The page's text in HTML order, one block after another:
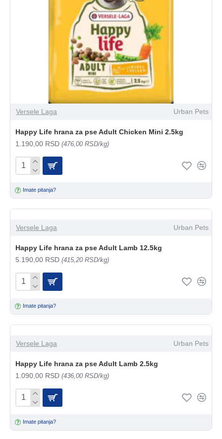
Versele Laga Urban Pets
Happy Life hrana za pse Adult Chicken Mini 2.5kg
1.190,00 RSD (476,00 RSD/kg)
Imate pitanja?
Versele Laga Urban Pets
Happy Life hrana za pse Adult Lamb 12.5kg
5.190,00 RSD (415,20 RSD/kg)
Imate pitanja?
Versele Laga Urban Pets
Happy Life hrana za pse Adult Lamb 2.5kg
1.090,00 RSD (436,00 RSD/kg)
Imate pitanja?